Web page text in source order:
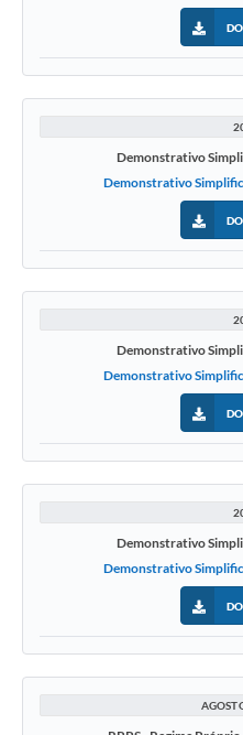
Demonstrativo
Demonstrativo
Demonstrativo
Demonstrativo
Demonstrativo
Demonstrativo